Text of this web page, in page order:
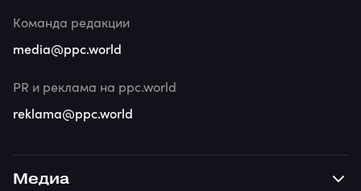
Медиа
Команда редакции
media@ppc.world
PR и реклама на ppc.world
reklama@ppc.world